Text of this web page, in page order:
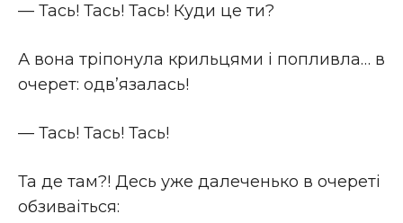
— Тась! Тась! Тась! Куди це ти?
А вона трiпонула крильцями i попливла… в
очерет: одв’язалась!
— Тась! Тась! Тась!
Та де там?! Десь уже далеченько в очеретi
обзиваіться: